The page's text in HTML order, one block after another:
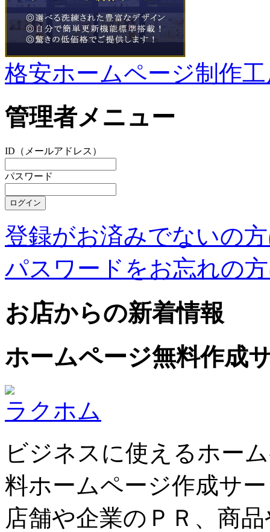
格安ホームページ制作
管理者メニュー
ID（メールアドレス）
パスワード
登録がお済みでないの
パスワードをお忘れの
お店からの新着情報
ホームページ無料作成
ラクホム
ビジネスに使えるホー
料ホームページ作成サ
店舗や企業のＰＲ、商